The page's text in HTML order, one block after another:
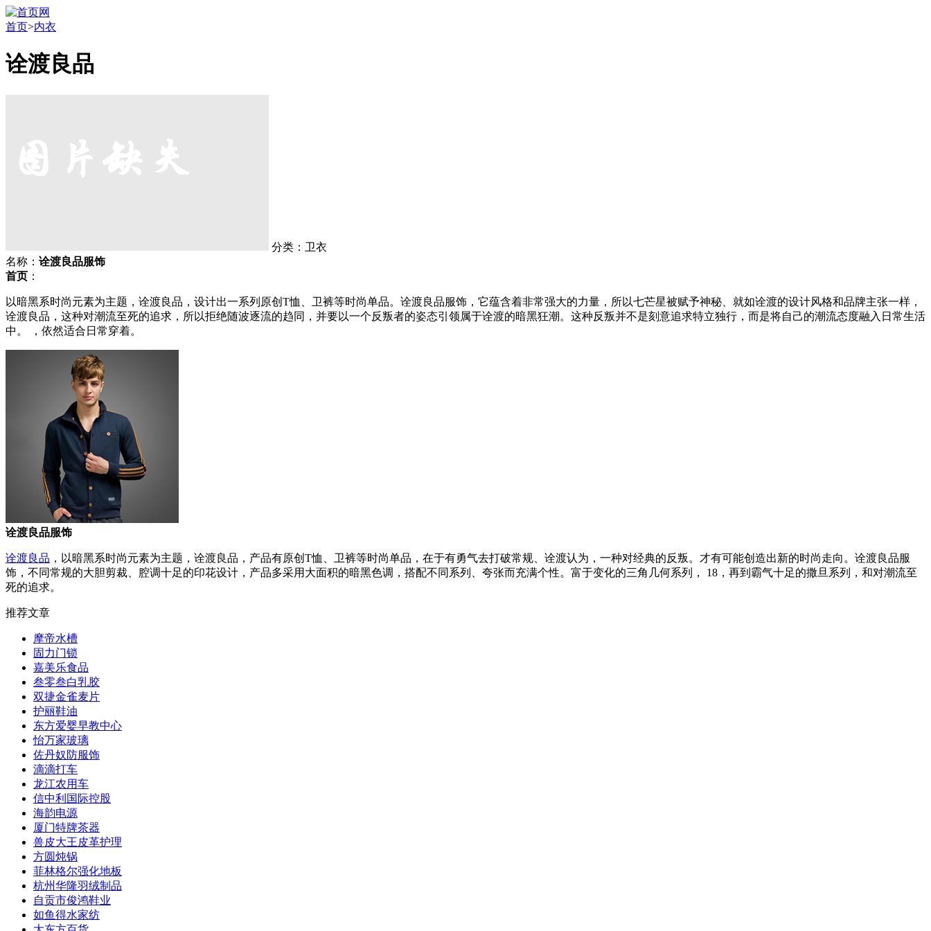
首页>内衣
诠渡良品
分类：卫衣
名称： 诠渡良品服饰
首页 ：
以暗黑系时尚元素为主题，诠渡良品，设计出一系列原创T恤、卫裤等时尚单品。诠渡良品服饰，它蕴含着非常强大的力量，所以七芒星被赋予神秘、就如诠渡的设计风格和品牌主张一样，
诠渡良品，这种对潮流至死的追求，所以拒绝随波逐流的趋同，并要以一个反叛者的姿态引领属于诠渡的暗黑狂潮。这种反叛并不是刻意追求特立独行，而是将自己的潮流态度融入日常生活
中。 ，依然适合日常穿着。
诠渡良品服饰
诠渡良品 ，以暗黑系时尚元素为主题，诠渡良品，产品有原创T恤、卫裤等时尚单品，在于有勇气去打破常规、诠渡认为，一种对经典的反叛。才有可能创造出新的时尚走向。诠渡良品服
饰，不同常规的大胆剪裁、腔调十足的印花设计，产品多采用大面积的暗黑色调，搭配不同系列、夸张而充满个性。富于变化的三角几何系列， 18，再到霸气十足的撒旦系列，和对潮流至
死的追求。
推荐文章
摩帝水槽
固力门锁
嘉美乐食品
叁零叁白乳胶
双捷金雀麦片
护丽鞋油
东方爱婴早教中心
怡万家玻璃
佐丹奴防服饰
滴滴打车
龙江农用车
信中利国际控股
海韵电源
厦门特牌茶器
兽皮大王皮革护理
方圆炖锅
菲林格尔强化地板
杭州华隆羽绒制品
自贡市俊鸿鞋业
如鱼得水家纺